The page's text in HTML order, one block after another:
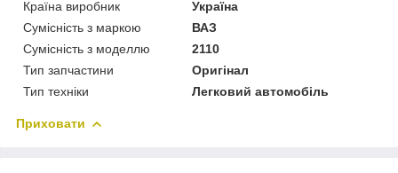
Країна виробник
Україна
Сумісність з маркою
ВАЗ
Сумісність з моделлю
2110
Тип запчастини
Оригінал
Тип техніки
Легковий автомобіль
Приховати